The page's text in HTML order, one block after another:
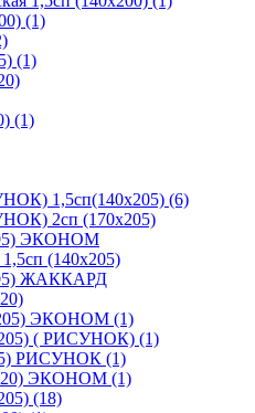
(1)
(1)
(1)
1,5сп(140х205) (6)
2сп (170х205)
ЭКОНОМ
(140х205)
ЖАККАРД
ЭКОНОМ (1)
( РИСУНОК) (1)
РИСУНОК (1)
ЭКОНОМ (1)
(18)